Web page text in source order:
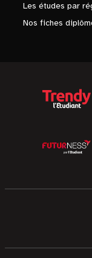
Les études par
Nos fiches